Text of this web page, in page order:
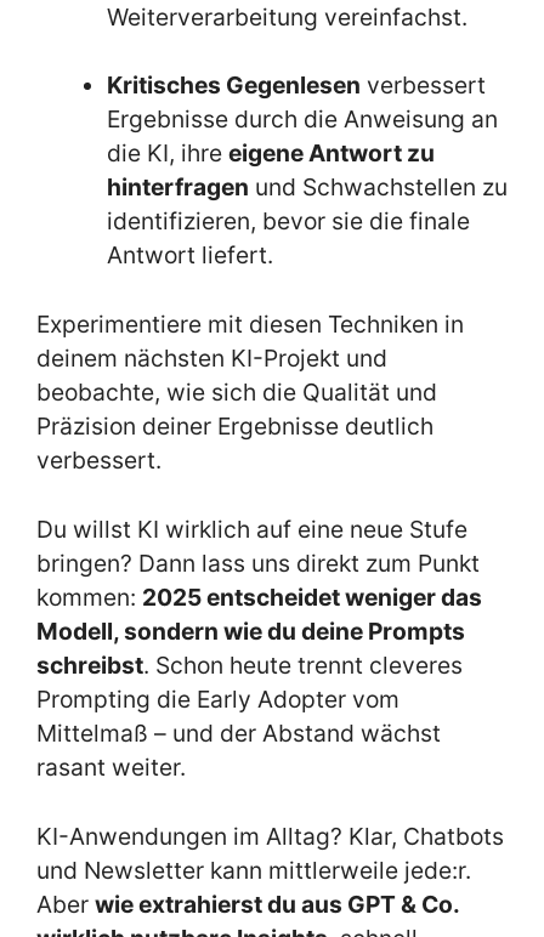
Weiterverarbeitung vereinfachst.
Kritisches Gegenlesen verbessert
Ergebnisse durch die Anweisung an
die KI, ihre eigene Antwort zu
hinterfragen und Schwachstellen zu
identifizieren, bevor sie die finale
Antwort liefert.
Experimentiere mit diesen Techniken in
deinem nächsten KI-Projekt und
beobachte, wie sich die Qualität und
Präzision deiner Ergebnisse deutlich
verbessert.
Du willst KI wirklich auf eine neue Stufe
bringen? Dann lass uns direkt zum Punkt
kommen: 2025 entscheidet weniger das
Modell, sondern wie du deine Prompts
schreibst. Schon heute trennt cleveres
Prompting die Early Adopter vom
Mittelmaß – und der Abstand wächst
rasant weiter.
KI-Anwendungen im Alltag? Klar, Chatbots
und Newsletter kann mittlerweile jede:r.
Aber wie extrahierst du aus GPT & Co.